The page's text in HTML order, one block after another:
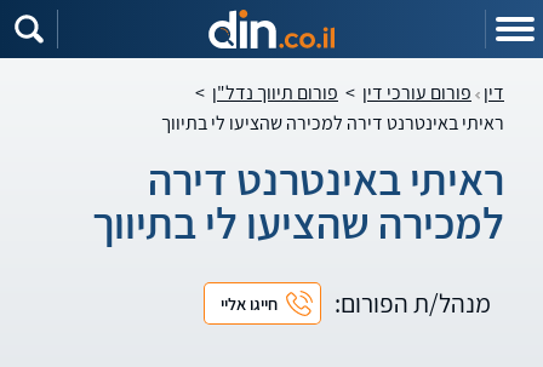
דין פורום עורכי דין > פורום תיווך נדל"ן >
ראיתי באינטרנט דירה למכירה שהציעו לי בתיווך
ראיתי באינטרנט דירה
למכירה שהציעו לי בתיווך
מנהל/ת הפורום: חייגו אליי